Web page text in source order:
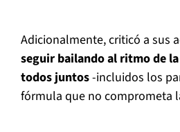
Adicionalmente, criticó a sus
seguir bailando al ritmo de
todos juntos-incluidos los
fórmula que no comprometa